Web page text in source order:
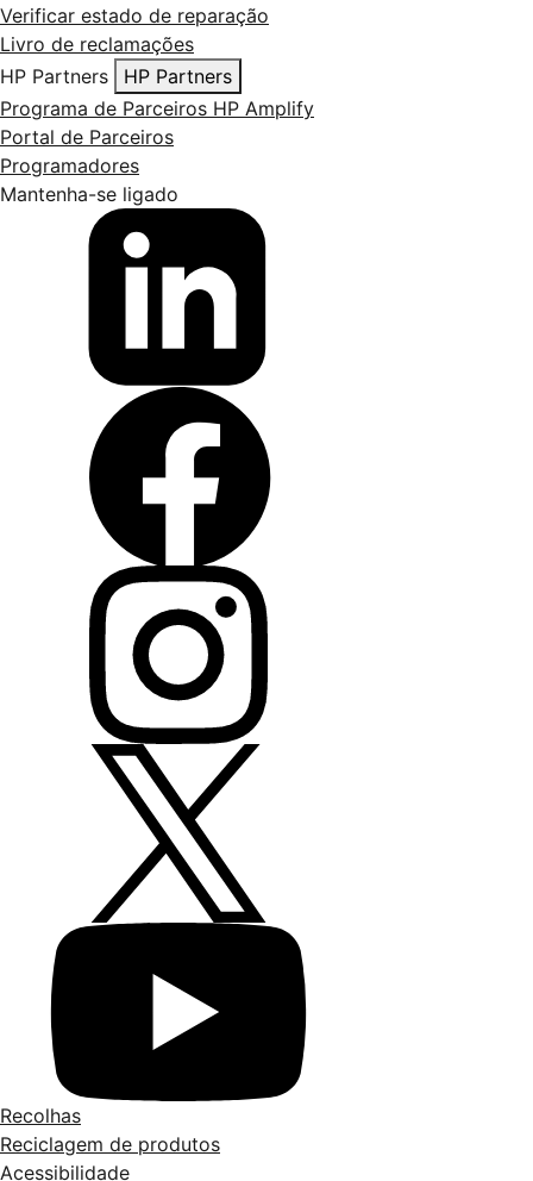
Verificar estado de reparação
Livro de reclamações
HP Partners
HP Partners
Programa de Parceiros HP Amplify
Portal de Parceiros
Programadores
Mantenha-se ligado
Recolhas
Reciclagem de produtos
Acessibilidade